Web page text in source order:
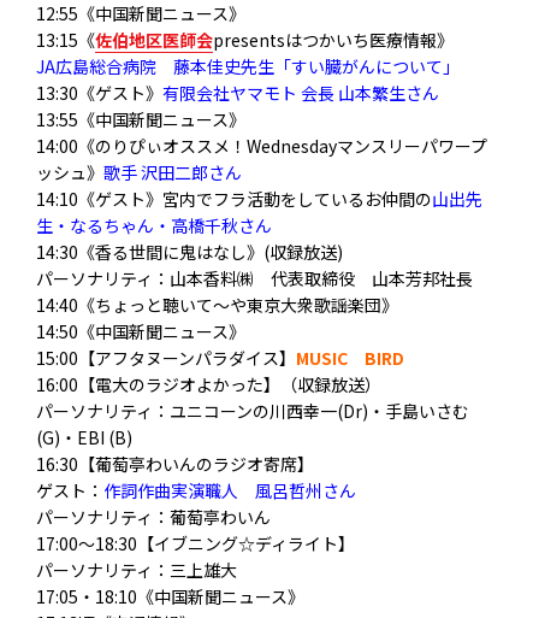
12:55《中国新聞ニュース》
13:15《佐伯地区医師会presentsはつかいち医療情報》
JA広島総合病院 藤本佳史先生「すい臓がんについて」
13:30《ゲスト》 有限会社ヤマモト 会長 山本繁生さん
13:55《中国新聞ニュース》
14:00《のりぴぃオススメ！Wednesdayマンスリーパワープ
ッシュ》 歌手 沢田二郎さん
14:10《ゲスト》宮内でフラ活動をしているお仲間の山出先
生・なるちゃん・高橋千秋さん
14:30《香る世間に鬼はなし》(収録放送)
パーソナリティ：山本香料㈱ 代表取締役 山本芳邦社長
14:40《ちょっと聴いて～や東京大衆歌謡楽団》
14:50《中国新聞ニュース》
15:00【アフタヌーンパラダイス】 MUSIC BIRD
16:00【電大のラジオよかった】（収録放送）
パーソナリティ：ユニコーンの川西幸一(Dr)・手島いさむ
(G)・EBI (B)
16:30【葡萄亭わいんのラジオ寄席】
ゲスト： 作詞作曲実演職人 風呂哲州さん
パーソナリティ：葡萄亭わいん
17:00～18:30【イブニング☆ディライト】
パーソナリティ：三上雄大
17:05・18:10《中国新聞ニュース》